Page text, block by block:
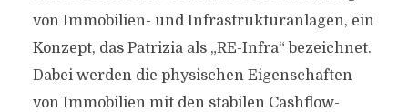
von Immobilien- und Infrastrukturanlagen, ein
Konzept, das Patrizia als „RE-Infra“ bezeichnet.
Dabei werden die physischen Eigenschaften
von Immobilien mit den stabilen Cashflow-